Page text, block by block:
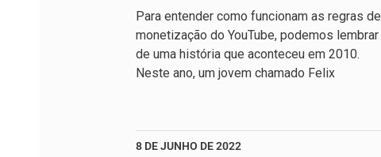
Para entender como funcionam as regras de
monetização do YouTube, podemos lembrar
de uma história que aconteceu em 2010.
Neste ano, um jovem chamado Felix
8 DE JUNHO DE 2022